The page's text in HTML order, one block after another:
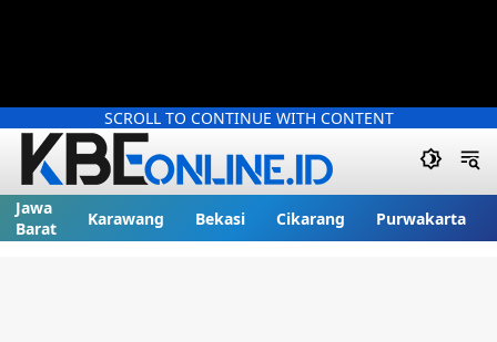
SCROLL TO CONTINUE WITH CONTENT
Jawa
Barat
Karawang Bekasi Cikarang Purwakarta